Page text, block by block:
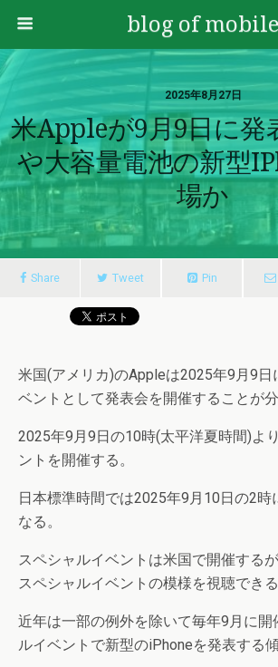
blog of mobile
2025年8月27日
米Appleが9月9日に発
や大容量電池の新型
場か
Share Tweet Pin
米国(アメリカ)のAppleは2025年9月9日
ベントとして発表会を開催することが分
2025年9月9日の10時(太平洋夏時間)よ
ントを開催する。
日本標準時間では2025年9月10日の2時
なる。
スペシャルイベントは米国で開催する
スペシャルイベントの模様を視聴できる
近年は一部の例外を除いて毎年9月に開
ルイベントで新型のiPhoneを発表する傾